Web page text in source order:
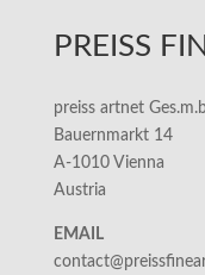
PREISS
preiss artnet
Bauernmarkt 14
A-1010 Vienna
Austria
EMAIL